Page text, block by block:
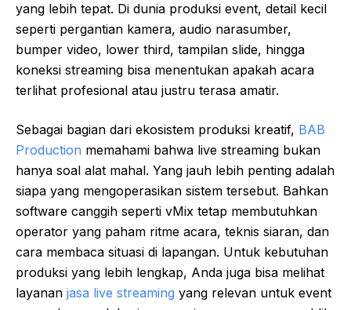
yang lebih tepat. Di dunia produksi event, detail kecil
seperti pergantian kamera, audio narasumber,
bumper video, lower third, tampilan slide, hingga
koneksi streaming bisa menentukan apakah acara
terlihat profesional atau justru terasa amatir.
Sebagai bagian dari ekosistem produksi kreatif, BAB
Production memahami bahwa live streaming bukan
hanya soal alat mahal. Yang jauh lebih penting adalah
siapa yang mengoperasikan sistem tersebut. Bahkan
software canggih seperti vMix tetap membutuhkan
operator yang paham ritme acara, teknis siaran, dan
cara membaca situasi di lapangan. Untuk kebutuhan
produksi yang lebih lengkap, Anda juga bisa melihat
layanan jasa live streaming yang relevan untuk event